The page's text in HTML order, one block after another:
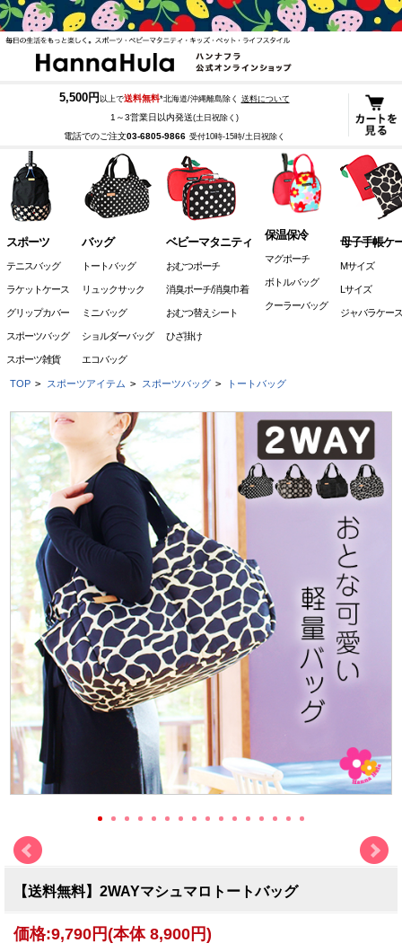
5,500円 以上で送料無料*北海道/沖縄離島除く 送料について
1～3営業日以内発送(土日祝除く)
電話でのご注文03-6805-9866 受付10時-15時/土日祝除く
スポーツ
テニスバッグ
ラケットケース
グリップカバー
スポーツバッグ
スポーツ雑貨
バッグ
トートバッグ
リュックサック
ミニバッグ
ショルダーバッグ
エコバッグ
ベビーマタニティ
おむつポーチ
消臭ポーチ/消臭巾着
おむつ替えシート
ひざ掛け
保温保冷
マグポーチ
ボトルバッグ
クーラーバッグ
母子手帳ケ
Mサイズ
Lサイズ
ジャバラケース
TOP > スポーツアイテム > スポーツバッグ > トートバッグ
【送料無料】2WAYマシュマロトートバッグ
価格:9,790円(本体 8,900円)